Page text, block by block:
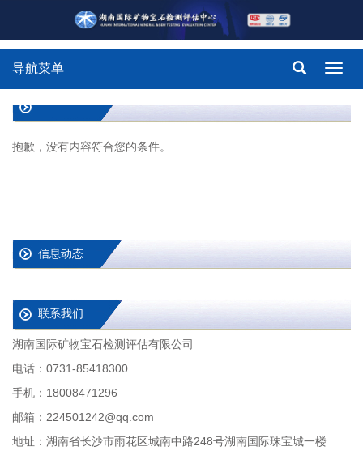
导航菜单
抱歉，没有内容符合您的条件。
信息动态
联系我们
湖南国际矿物宝石检测评估有限公司
电话：0731-85418300
手机：18008471296
邮箱：224501242@qq.com
地址：湖南省长沙市雨花区城南中路248号湖南国际珠宝城一楼